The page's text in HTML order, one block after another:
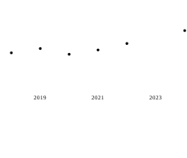
2019 2021 2023